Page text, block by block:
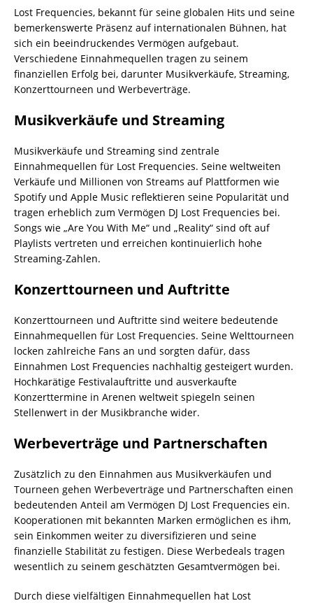
Lost Frequencies, bekannt für seine globalen Hits und seine
bemerkenswerte Präsenz auf internationalen Bühnen, hat
sich ein beeindruckendes Vermögen aufgebaut.
Verschiedene Einnahmequellen tragen zu seinem
finanziellen Erfolg bei, darunter Musikverkäufe, Streaming,
Konzerttourneen und Werbeverträge.
Musikverkäufe und Streaming
Musikverkäufe und Streaming sind zentrale
Einnahmequellen für Lost Frequencies. Seine weltweiten
Verkäufe und Millionen von Streams auf Plattformen wie
Spotify und Apple Music reflektieren seine Popularität und
tragen erheblich zum Vermögen DJ Lost Frequencies bei.
Songs wie „Are You With Me“ und „Reality“ sind oft auf
Playlists vertreten und erreichen kontinuierlich hohe
Streaming-Zahlen.
Konzerttourneen und Auftritte
Konzerttourneen und Auftritte sind weitere bedeutende
Einnahmequellen für Lost Frequencies. Seine Welttourneen
locken zahlreiche Fans an und sorgten dafür, dass
Einnahmen Lost Frequencies nachhaltig gesteigert wurden.
Hochkarätige Festivalauftritte und ausverkaufte
Konzerttermine in Arenen weltweit spiegeln seinen
Stellenwert in der Musikbranche wider.
Werbeverträge und Partnerschaften
Zusätzlich zu den Einnahmen aus Musikverkäufen und
Tourneen gehen Werbeverträge und Partnerschaften einen
bedeutenden Anteil am Vermögen DJ Lost Frequencies ein.
Kooperationen mit bekannten Marken ermöglichen es ihm,
sein Einkommen weiter zu diversifizieren und seine
finanzielle Stabilität zu festigen. Diese Werbedeals tragen
wesentlich zu seinem geschätzten Gesamtvermögen bei.
Durch diese vielfältigen Einnahmequellen hat Lost